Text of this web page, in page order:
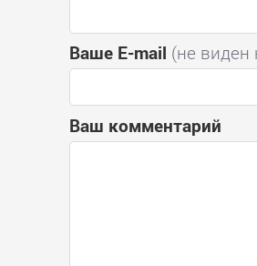
Ваше E-mail (не виден
Ваш комментарий